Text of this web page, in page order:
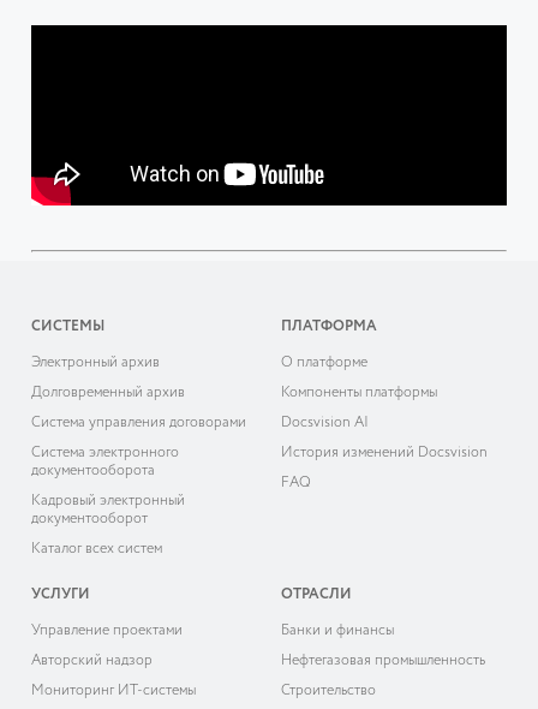
СИСТЕМЫ
Электронный архив
Долговременный архив
Система управления договорами
Система электронного
документооборота
Кадровый электронный
документооборот
Каталог всех систем
ПЛАТФОРМА
О платформе
Компоненты платформы
Docsvision AI
История изменений Docsvision
FAQ
УСЛУГИ
Управление проектами
Авторский надзор
Мониторинг ИТ-системы
ОТРАСЛИ
Банки и финансы
Нефтегазовая промышленность
Строительство